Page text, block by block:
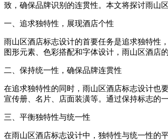
致，确保品牌识别的连贯性。本文将探讨雨山
一、追求独特性，展现酒店个性
雨山区酒店标志设计的首要任务是追求独特性
图形元素、色彩搭配和字体设计，雨山区酒店
二、保持统一性，确保品牌连贯性
在追求独特性的同时，雨山区酒店标志设计也
宣传册、名片、店面装潢等。通过保持标志的
三、平衡独特性与统一性
在雨山区酒店标志设计中，独特性与统一性的